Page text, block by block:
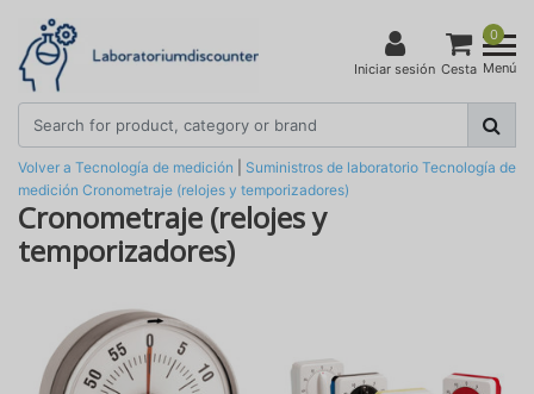
Iniciar sesión
0
Cesta Menú
Volver a Tecnología de medición Suministros de laboratorio Tecnología de
medición Cronometraje (relojes y temporizadores)
Cronometraje (relojes y
temporizadores)